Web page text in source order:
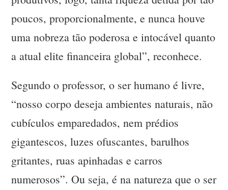
poucos, proporcionalmente, e nunca houve
uma nobreza tão poderosa e intocável quanto
a atual elite financeira global”, reconhece.
Segundo o professor, o ser humano é livre,
“nosso corpo deseja ambientes naturais, não
cubículos emparedados, nem prédios
gigantescos, luzes ofuscantes, barulhos
gritantes, ruas apinhadas e carros
numerosos”. Ou seja, é na natureza que o ser